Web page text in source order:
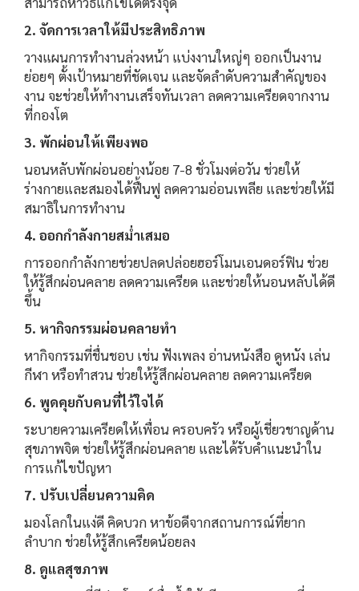
2. จัดการเวลาให้มีประสิทธิภาพ
วางแผนการทำงานล่วงหน้า แบ่งงานใหญ่ๆ ออกเป็นงาน
ย่อยๆ ตั้งเป้าหมายที่ชัดเจน และจัดลำดับความสำคัญของ
งาน จะช่วยให้ทำงานเสร็จทันเวลา ลดความเครียดจากงาน
ที่กองโต
3. พักผ่อนให้เพียงพอ
นอนหลับพักผ่อนอย่างน้อย 7-8 ชั่วโมงต่อวัน ช่วยให้
ร่างกายและสมองได้ฟื้นฟู ลดความอ่อนเพลีย และช่วยให้มี
สมาธิในการทำงาน
4. ออกกำลังกายสม่ำเสมอ
การออกกำลังกายช่วยปลดปล่อยฮอร์โมนเอนดอร์ฟิน ช่วย
ให้รู้สึกผ่อนคลาย ลดความเครียด และช่วยให้นอนหลับได้ดี
ขึ้น
5. หากิจกรรมผ่อนคลายทำ
หากิจกรรมที่ชื่นชอบ เช่น ฟังเพลง อ่านหนังสือ ดูหนัง เล่น
กีฬา หรือทำสวน ช่วยให้รู้สึกผ่อนคลาย ลดความเครียด
6. พูดคุยกับคนที่ไว้ใจได้
ระบายความเครียดให้เพื่อน ครอบครัว หรือผู้เชี่ยวชาญด้าน
สุขภาพจิต ช่วยให้รู้สึกผ่อนคลาย และได้รับคำแนะนำใน
การแก้ไขปัญหา
7. ปรับเปลี่ยนความคิด
มองโลกในแง่ดี คิดบวก หาข้อดีจากสถานการณ์ที่ยาก
ลำบาก ช่วยให้รู้สึกเครียดน้อยลง
8. ดูแลสุขภาพ